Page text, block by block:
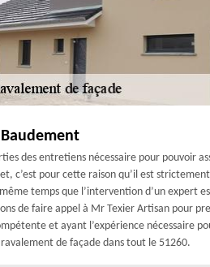
des entretiens nécessaire pour pouvoir
c’est pour cette raison qu’il est strictement
temps que l’intervention d’un expert
de faire appel à Mr Texier Artisan pour
et ayant l’expérience nécessaire
de façade dans tout le 51260.